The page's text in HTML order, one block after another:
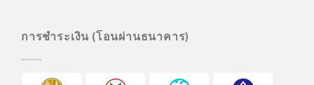
การชำระเงิน (โอนผ่านธนาคาร)